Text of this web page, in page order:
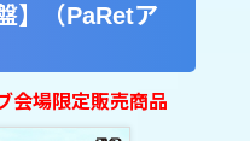
】（PaRetア
会場限定販売商品